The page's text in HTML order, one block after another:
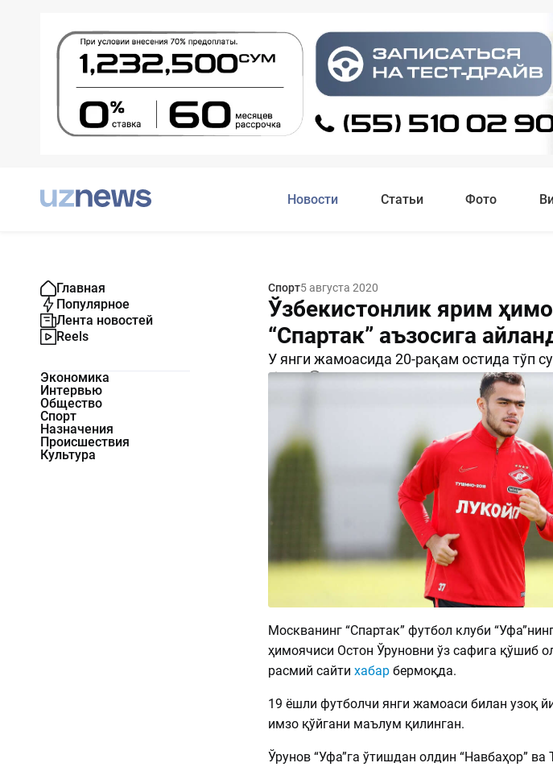
Новости Статьи Фото
Главная
Популярное
Лента новостей
Reels
Экономика
Интервью
Общество
Спорт
Назначения
Происшествия
Культура
Спорт5 августа 2020
Ўзбекистонлик ярим
“Спартак” аъзосига
У янги жамоасида 20-рақам остида тўп
1477 0
Москванинг “Спартак” футбол клуби
ҳимоячиси Остон Ўруновни ўз сафига қўшиб
расмий сайти хабарбермоқда.
19 ёшли футболчи янги жамоаси билан узоқ
имзо қўйгани маълум қилинган.
Ўрунов “Уфа”га ўтишдан олдин “Навбаҳор” ва